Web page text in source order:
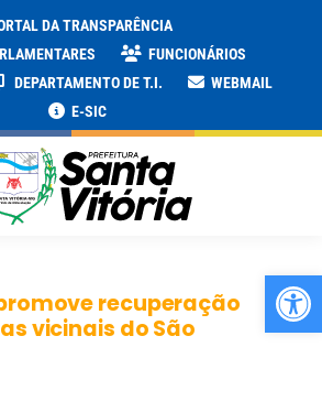
DA TRANSPARÊNCIA
FUNCIONÁRIOS
DEPARTAMENTO DE T.I.
WEBMAIL
E-SIC
recuperação
vicinais do São